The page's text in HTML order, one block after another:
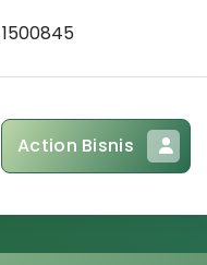
1500845
Action Bisnis